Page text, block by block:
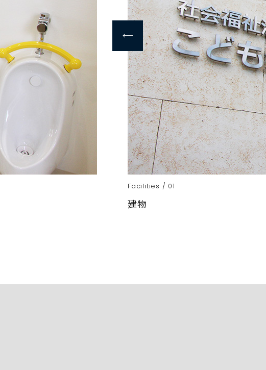
Facilities / 01
建物